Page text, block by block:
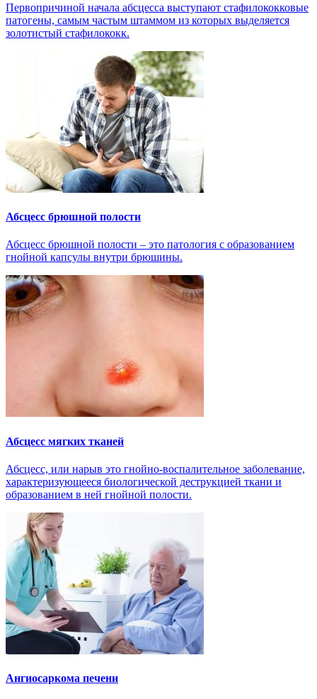
Первопричиной начала абсцесса выступают стафилококковые
патогены, самым частым штаммом из которых выделяется
золотистый стафилококк.
Абсцесс брюшной полости
Абсцесс брюшной полости – это патология с образованием
гнойной капсулы внутри брюшины.
Абсцесс мягких тканей
Абсцесс, или нарыв это гнойно-воспалительное заболевание,
характеризующееся биологической деструкцией ткани и
образованием в ней гнойной полости.
Ангиосаркома печени